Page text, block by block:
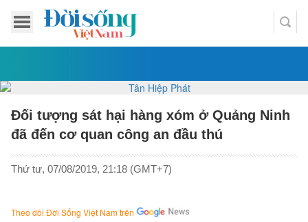
Đối tượng sát hại hàng xóm ở Quảng Ninh
đã đến cơ quan công an đầu thú
Thứ tư, 07/08/2019, 21:18 (GMT+7)
Theo dõi Đời Sống Việt Nam trên